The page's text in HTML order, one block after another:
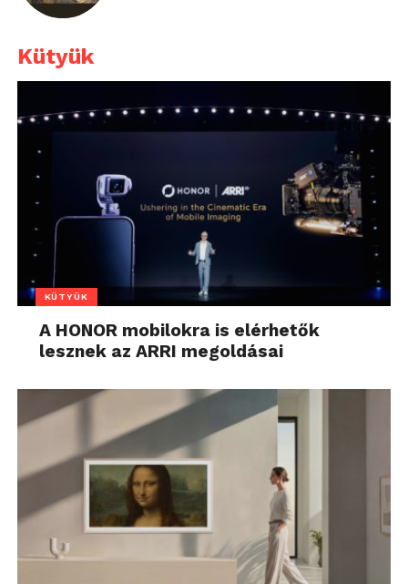
Kütyük
KÜTYÜK
A HONOR mobilokra is elérhetők
lesznek az ARRI megoldásai